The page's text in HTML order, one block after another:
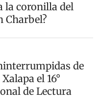
la coronilla del
Charbel?
de
el 16°
de Lectura